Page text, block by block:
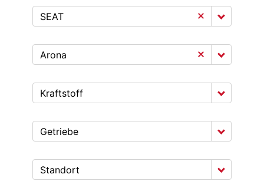
SEAT
Arona
Kraftstoff
Getriebe
Standort